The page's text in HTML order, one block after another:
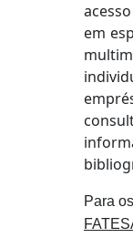
em
Para